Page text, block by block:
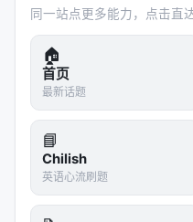
因为它能"看到自己之前
在下一次拒绝。
结果正好相反。
以 DeepSeek-V3 为例
为10.76（非常晚）；
了，表面上"更安全"。
降到了3次——看起来安
但再看 Gemma-3n-
同一站点更多能力，点击直
🏠
首页
最新话题
📘
Chilish
英语心流刷题